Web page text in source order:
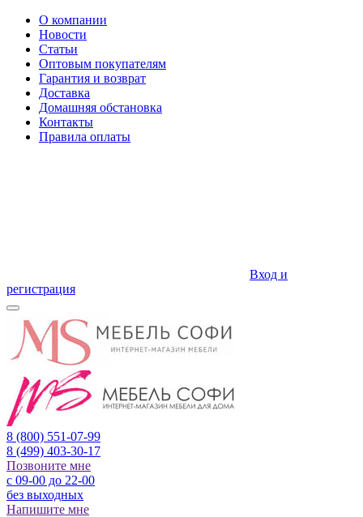
О компании
Новости
Статьи
Оптовым покупателям
Гарантия и возврат
Доставка
Домашняя обстановка
Контакты
Правила оплаты
Вход и
регистрация
8 (800) 551-07-99
8 (499) 403-30-17
Позвоните мне
с 09-00 до 22-00
без выходных
Напишите мне